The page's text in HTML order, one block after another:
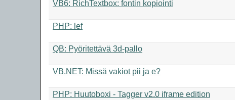
VB6: RichTextbox: fontin kopiointi
PHP: lef
QB: Pyöritettävä 3d-pallo
VB.NET: Missä vakiot pii ja e?
PHP: Huutoboxi - Tagger v2.0 iframe edition